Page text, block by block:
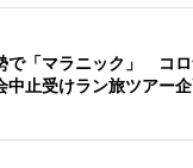
で「マラニック」 コ
中止受けラン旅ツアー